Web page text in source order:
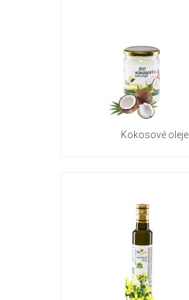
Kokosové oleje